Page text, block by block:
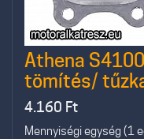
Athena
tömítés/
4.160 Ft
Mennyiségi egység (1